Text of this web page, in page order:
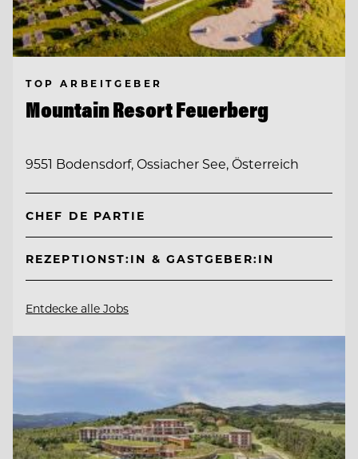
TOP ARBEITGEBER
Mountain Resort Feuerberg
9551 Bodensdorf, Ossiacher See, Österreich
CHEF DE PARTIE
REZEPTIONST:IN & GASTGEBER:IN
Entdecke alle Jobs